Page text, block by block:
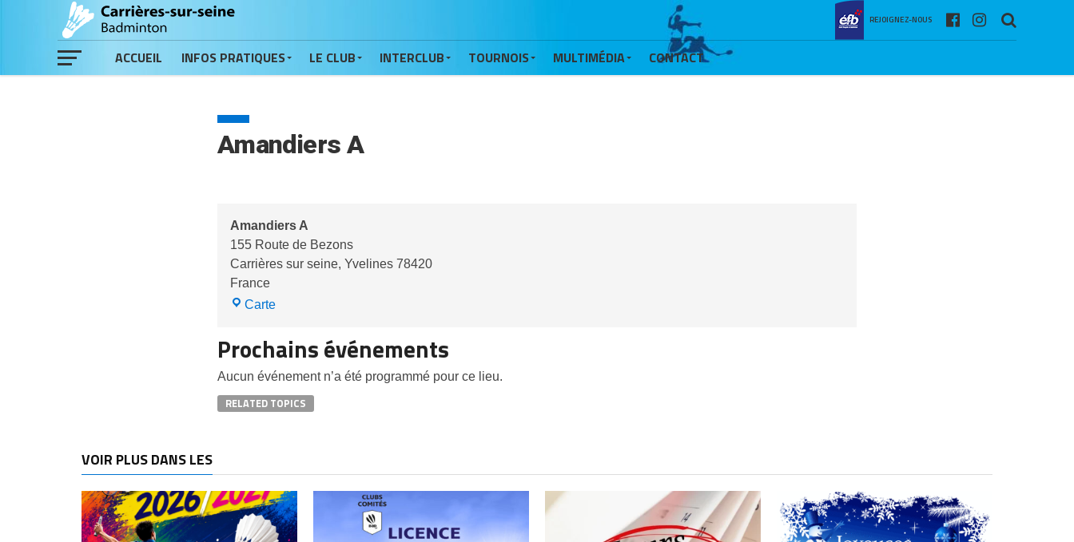
REJOIGNEZ-NOUS
ACCUEIL INFOS PRATIQUES LE CLUB INTERCLUB TOURNOIS MULTIMÉDIA CONTACT
Amandiers A
Amandiers A
155 Route de Bezons
Carrières sur seine, Yvelines 78420
France
Carte
Prochains événements
Aucun événement n’a été programmé pour ce lieu.
RELATED TOPICS
VOIR PLUS DANS LES